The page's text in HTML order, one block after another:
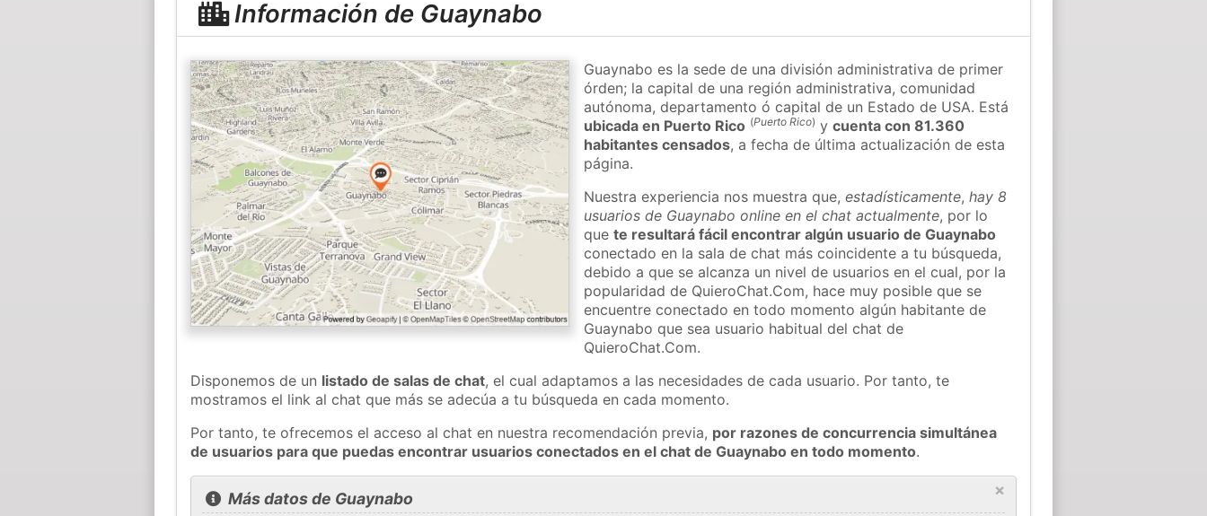
Información de Guaynabo
Guaynabo es la sede de una división administrativa de primer
órden; la capital de una región administrativa, comunidad
autónoma, departamento ó capital de un Estado de USA. Está
ubicada en Puerto Rico (Puerto Rico) ycuenta con 81.360
habitantes censados, a fecha de última actualización de esta
página.
Nuestra experiencia nos muestra que,estadísticamente,hay 8
usuarios de Guaynabo online en el chat actualmente, por lo
quete resultará fácil encontrar algún usuario de Guaynabo
conectado en la sala de chat más coincidente a tu búsqueda,
debido a que se alcanza un nivel de usuarios en el cual, por la
popularidad de QuieroChat.Com, hace muy posible que se
encuentre conectado en todo momento algún habitante de
Guaynabo que sea usuario habitual del chat de
QuieroChat.Com.
Disponemos de un listado de salas de chat, el cual adaptamos a las necesidades de cada usuario. Por tanto, te
mostramos el link al chat que más se adecúa a tu búsqueda en cada momento.
Por tanto, te ofrecemos el acceso al chat en nuestra recomendación previa, por razones de concurrencia simultánea
de usuarios para que puedas encontrar usuarios conectados en el chat de Guaynabo en todo momento.
×
Más datos de Guaynabo